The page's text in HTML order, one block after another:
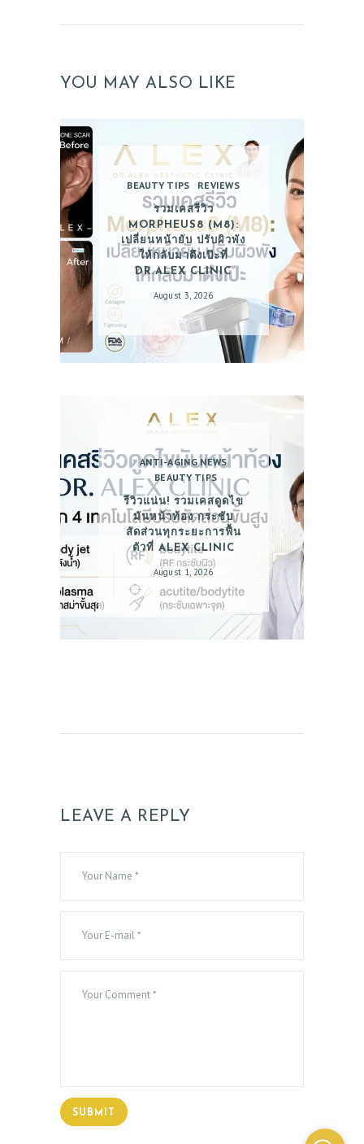
YOU MAY ALSO LIKE
BEAUTY TIPS REVIEWS
รวมเคสรีวิว
MORPHEUS8 (M8):
เปลี่ยนหน้ายับ ปรับผิวพัง
ให้กลับมาตึงเป๊ะที่
DR.ALEX CLINIC
August 3, 2026
ANTI-AGING NEWS
BEAUTY TIPS
รีวิวแน่น! รวมเคสดูดไข
มันหน้าท้อง กระชับ
สัดส่วนทุกระยะการฟื้น
ตัวที่ ALEX CLINIC
August 1, 2026
LEAVE A REPLY